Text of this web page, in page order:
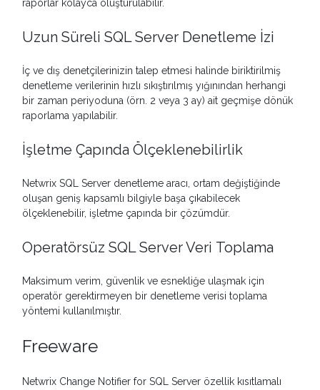
raporlar kolayca oluşturulabilir.
Uzun Süreli SQL Server Denetleme İzi
İç ve dış denetçilerinizin talep etmesi halinde biriktirilmiş
denetleme verilerinin hızlı sıkıştırılmış yığınından herhangi
bir zaman periyoduna (örn. 2 veya 3 ay) ait geçmişe dönük
raporlama yapılabilir.
İşletme Çapında Ölçeklenebilirlik
Netwrix SQL Server denetleme aracı, ortam değiştiğinde
oluşan geniş kapsamlı bilgiyle başa çıkabilecek
ölçeklenebilir, işletme çapında bir çözümdür.
Operatörsüz SQL Server Veri Toplama
Maksimum verim, güvenlik ve esnekliğe ulaşmak için
operatör gerektirmeyen bir denetleme verisi toplama
yöntemi kullanılmıştır.
Freeware
Netwrix Change Notifier for SQL Server özellik kısıtlamalı